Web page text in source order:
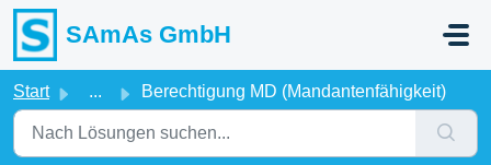
Zum hauptsächlichen Inhalt gehen
SAmAs GmbH
Start ... Berechtigung MD (Mandantenfähigkeit)